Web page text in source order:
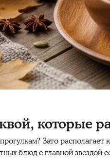
которые
Зато
блюд с главной звездой